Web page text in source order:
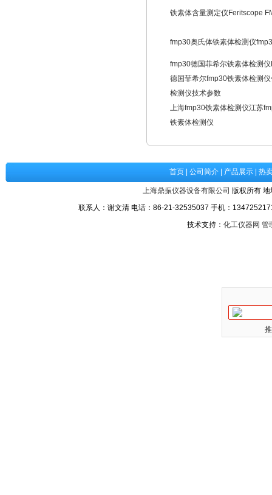
铁素体含量测定仪Feritscope
fmp30奥氏体铁素体检测仪
fmp30德国菲希尔铁素体检测
德国菲希尔fmp30铁素体检测
检测仪技术参数
上海fmp30铁素体检测仪江苏
铁素体检测仪
首页| 公司简介| 产品展示| 热
上海鼎振仪器设备有限公司 版权所有
联系人：谢文清 电话：86-21-32535037 手机：
技术支持： 化工仪器网 管